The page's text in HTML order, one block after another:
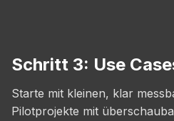
Schritt 3: Use
Starte mit kleinen, klar
Pilotprojekte mit